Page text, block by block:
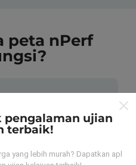
peta nPerf
data-data ni?
pengalaman ujian
terbaik!
yang lebih murah? Dapatkan apl